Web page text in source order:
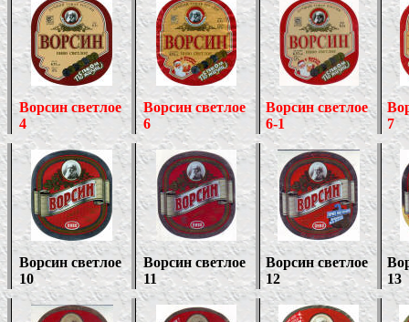
Ворсин светлое
4
Ворсин светлое
6
Ворсин светлое
6-1
7
Ворсин светлое
10
Ворсин светлое
11
Ворсин светлое
12
13